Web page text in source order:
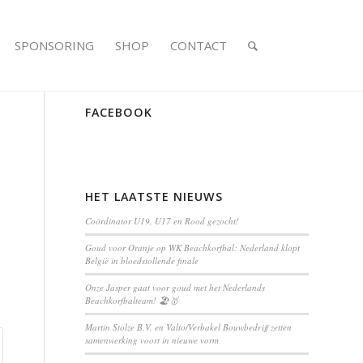
SPONSORING SHOP CONTACT
FACEBOOK
HET LAATSTE NIEUWS
Coördinator U19, U17 en Rood gezocht!
Goud voor Oranje op WK Beachkorfbal: Nederland klopt
België in bloedstollende finale
Onze Jasper gaat voor goud met het Nederlands
Beachkorfbalteam! 🏖️🥇
Martin Stolze B.V. en Valto/Verbakel Bouwbedrijf zetten
samenwerking voort in nieuwe vorm